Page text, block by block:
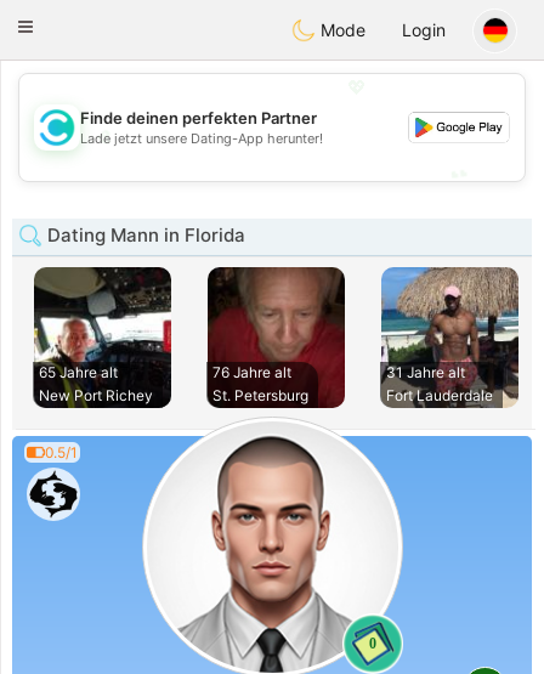
olombiaCitas
Toggle
Mode Login
💖
💕
Finde deinen perfekten Partner
Lade jetzt unsere Dating-App herunter!
Dating Mann in Florida
65 Jahre alt
New Port Richey
76 Jahre alt
St. Petersburg
31 Jahre alt
Fort Lauderdale
0.5/1
0